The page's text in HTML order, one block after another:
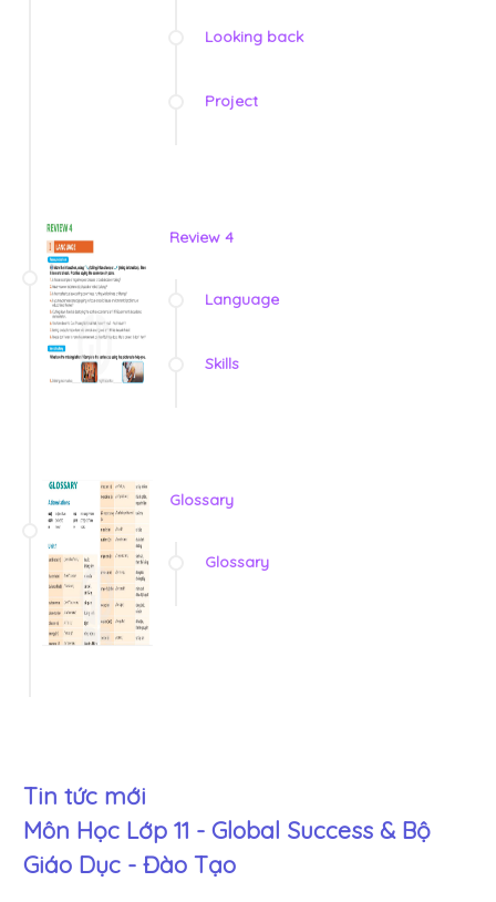
Looking back
Project
Review 4
Language
Skills
Glossary
Glossary
Tin tức mới
Môn Học Lớp 11 - Global Success & Bộ
Giáo Dục - Đào Tạo